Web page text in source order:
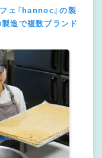
ェ『hannoc』の製
造で複数ブランド